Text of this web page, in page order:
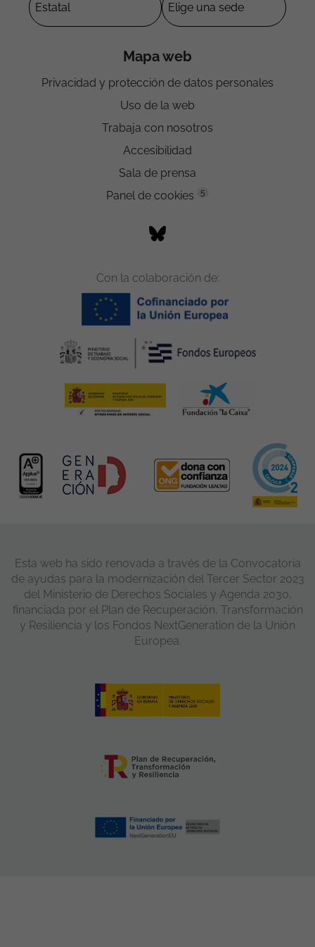
Mapa web
Privacidad y protección de datos personales
Uso de la web
Trabaja con nosotros
Accesibilidad
Sala de prensa
Panel de cookies
5
Con la colaboración de:
Esta web ha sido renovada a través de la Convocatoria
de ayudas para la modernización del Tercer Sector 2023
del Ministerio de Derechos Sociales y Agenda 2030,
financiada por el Plan de Recuperación, Transformación
y Resiliencia y los Fondos NextGeneration de la Unión
Europea.